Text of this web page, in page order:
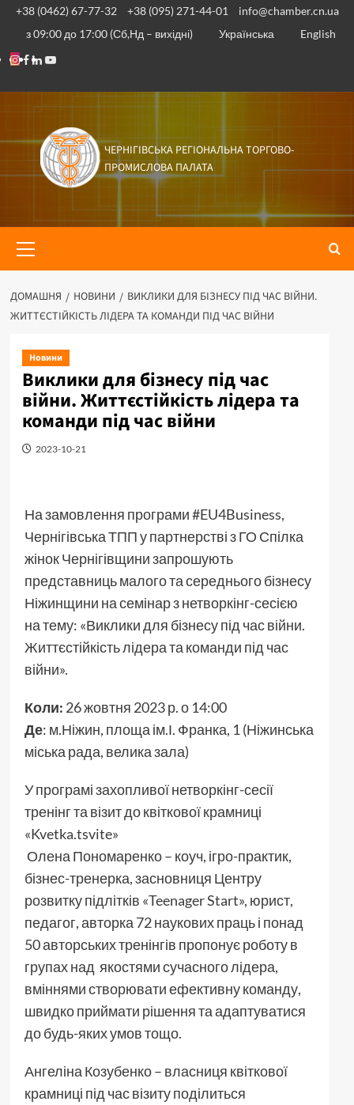
Перейти
вмісту
+38 (0462) 67-77-32 +38 (095) 271-44-01
info@chamber.cn.ua
з 09:00 до 17:00 (Сб,Нд – вихідні)
Українська
English
Instagram
Facebook
Linkedin
Youtube
ЧЕРНІГІВСЬКА РЕГІОНАЛЬНА ТОРГОВО-
ПРОМИСЛОВА ПАЛАТА
меню
ДОМАШНЯ НОВИНИ
ВИКЛИКИ ДЛЯ БІЗНЕСУ ПІД ЧАС ВІЙНИ.
ЖИТТЄСТІЙКІСТЬ ЛІДЕРА ТА КОМАНДИ ПІД ЧАС ВІЙНИ
Новини
Виклики для бізнесу під час
війни. Життєстійкість лідера та
команди під час війни
2023-10-21
На замовлення програми #EU4Business,
Чернігівська ТПП у партнерстві з ГО Спілка
жінок Чернігівщини запрошують
представниць малого та середнього бізнесу
Ніжинщини на семінар з нетворкінг-сесією
на тему: «Виклики для бізнесу під час війни.
Життєстійкість лідера та команди під час
війни».
Коли: 26 жовтня 2023 р. о 14:00
Де: м.Ніжин, площа ім.І. Франка, 1 (Ніжинська
міська рада, велика зала)
У програмі захопливої нетворкінг-сесії
тренінг та візит до квіткової крамниці
«Kvetka.tsvite»
Олена Пономаренко – коуч, ігро-практик,
бізнес-тренерка, засновниця Центру
розвитку підлітків «Teenager Start», юрист,
педагог, авторка 72 наукових праць і понад
50 авторських тренінгів пропонує роботу в
групах над якостями сучасного лідера,
вміннями створювати ефективну команду,
швидко приймати рішення та адаптуватися
до будь-яких умов тощо.
Ангеліна Козубенко – власниця квіткової
крамниці під час візиту поділиться